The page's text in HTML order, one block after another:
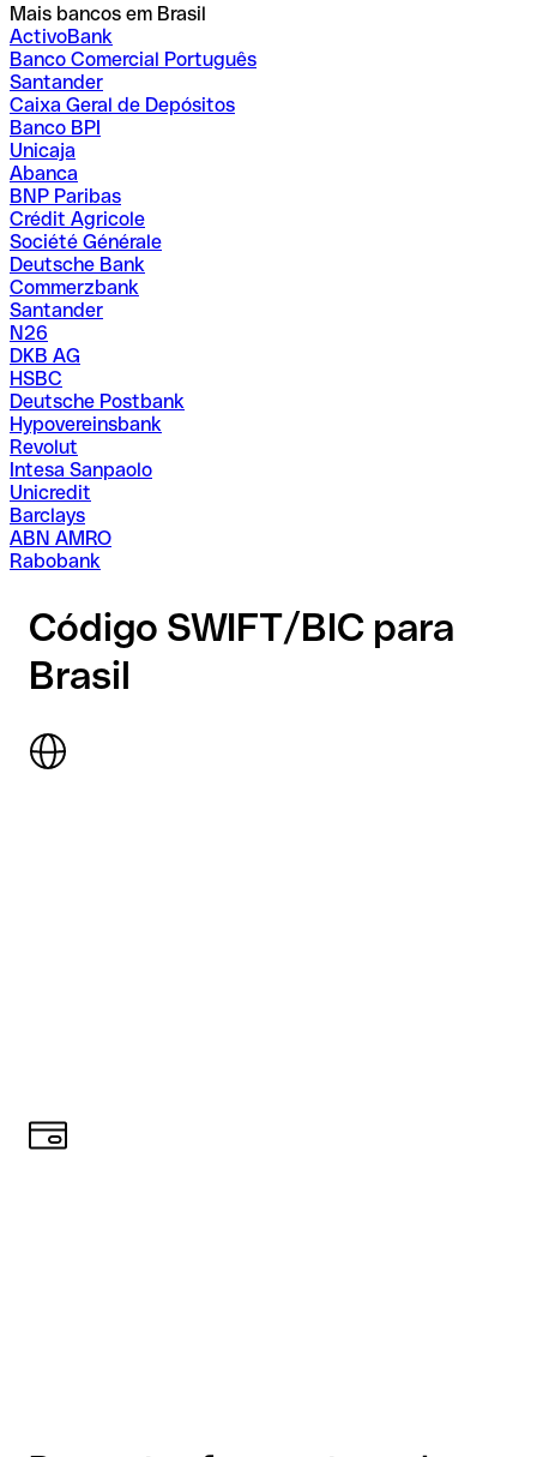
Mais bancos em Brasil
ActivoBank
Banco Comercial Português
Santander
Caixa Geral de Depósitos
Banco BPI
Unicaja
Abanca
BNP Paribas
Crédit Agricole
Société Générale
Deutsche Bank
Commerzbank
Santander
N26
DKB AG
HSBC
Deutsche Postbank
Hypovereinsbank
Revolut
Intesa Sanpaolo
Unicredit
Barclays
ABN AMRO
Rabobank
Código SWIFT/BIC para
Brasil